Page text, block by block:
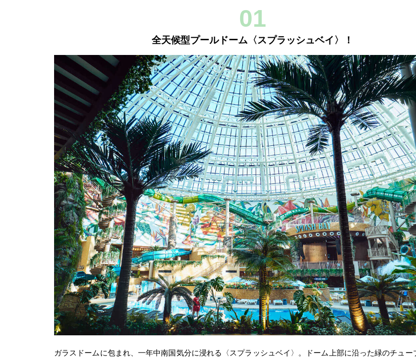
01
全天候型プールドーム〈スプラッシュベイ〉！
ガラスドームに包まれ、一年中南国気分に浸れる〈スプラッシュベイ〉。ドーム上部に沿った緑のチュー